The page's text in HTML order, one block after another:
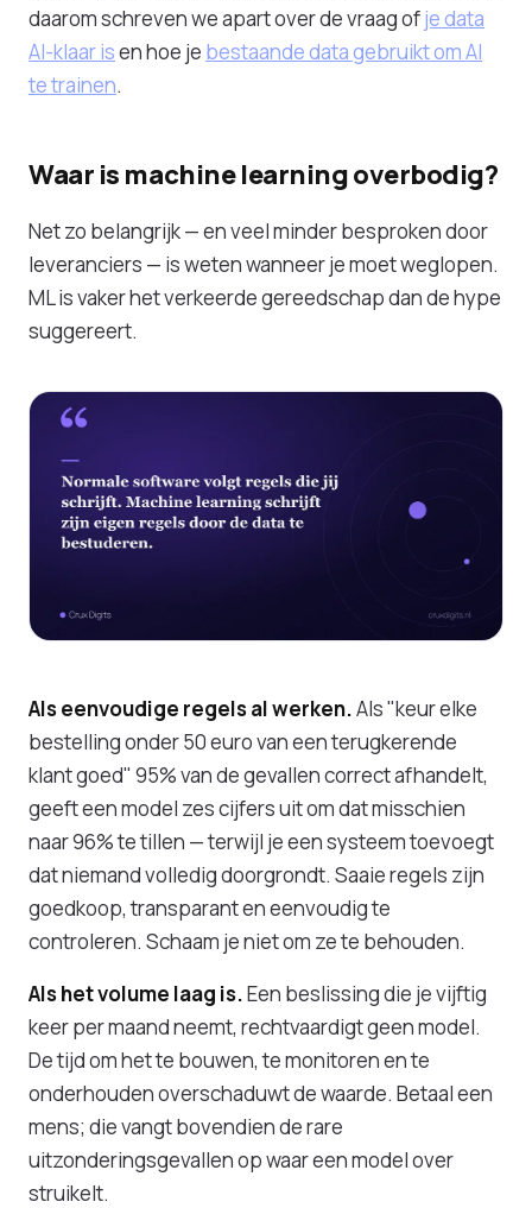
daarom schreven we apart over de vraag ofje data
AI-klaar isen hoe je bestaande data gebruikt om AI
te trainen.
Waar is machine learning overbodig?
Net zo belangrijk — en veel minder besproken door
leveranciers — is weten wanneer je moet weglopen.
ML is vaker het verkeerde gereedschap dan de hype
suggereert.
Als eenvoudige regels al werken.Als "keur elke
bestelling onder 50 euro van een terugkerende
klant goed" 95% van de gevallen correct afhandelt,
geeft een model zes cijfers uit om dat misschien
naar 96% te tillen — terwijl je een systeem toevoegt
dat niemand volledig doorgrondt. Saaie regels zijn
goedkoop, transparant en eenvoudig te
controleren. Schaam je niet om ze te behouden.
Als het volume laag is.Een beslissing die je vijftig
keer per maand neemt, rechtvaardigt geen model.
De tijd om het te bouwen, te monitoren en te
onderhouden overschaduwt de waarde. Betaal een
mens; die vangt bovendien de rare
uitzonderingsgevallen op waar een model over
struikelt.